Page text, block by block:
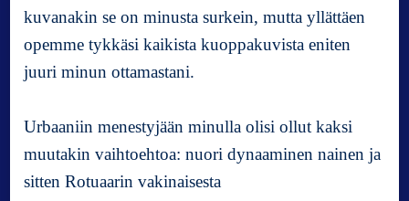
kuvanakin se on minusta surkein, mutta yllättäen
opemme tykkäsi kaikista kuoppakuvista eniten
juuri minun ottamastani.
Urbaaniin menestyjään minulla olisi ollut kaksi
muutakin vaihtoehtoa: nuori dynaaminen nainen ja
sitten Rotuaarin vakinaisesta